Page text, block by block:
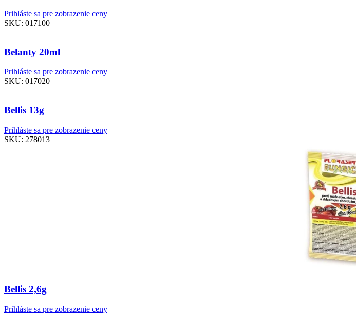
Prihláste sa pre zobrazenie ceny
SKU: 017100
Belanty 20ml
Prihláste sa pre zobrazenie ceny
SKU: 017020
Bellis 13g
Prihláste sa pre zobrazenie ceny
SKU: 278013
Bellis 2,6g
Prihláste sa pre zobrazenie ceny